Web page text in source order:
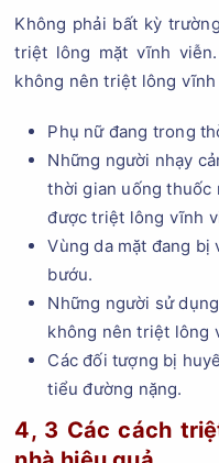
Không phải bất kỳ
triệt lông mặt vĩnh
không nên triệt lông vĩnh
Phụ nữ đang trong
Những người nhạy
thời gian uống thuốc
được triệt lông vĩnh
Vùng da mặt đang
bướu.
Những người sử
không nên triệt lông
Các đối tượng bị
tiểu đường nặng.
4, 3 Các cách